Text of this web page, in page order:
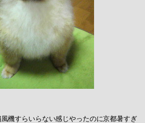
機すらいらない感じやったのに京都暑すぎ